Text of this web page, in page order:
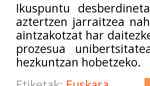
Ikuspuntu
aztertzen jarraitzea
aintzakotzat har
prozesua
hezkuntzan hobetzeko.